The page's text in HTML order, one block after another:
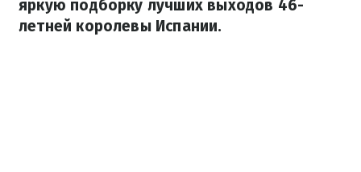
яркую подборку лучших выходов 46-
летней королевы Испании.